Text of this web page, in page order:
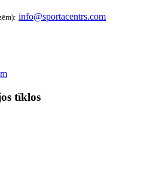
info@sportacentrs.com
tīklos